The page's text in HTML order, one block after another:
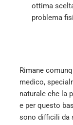
ottima
problema
Rimane
medico,
naturale che la
e per questo
sono difficili da